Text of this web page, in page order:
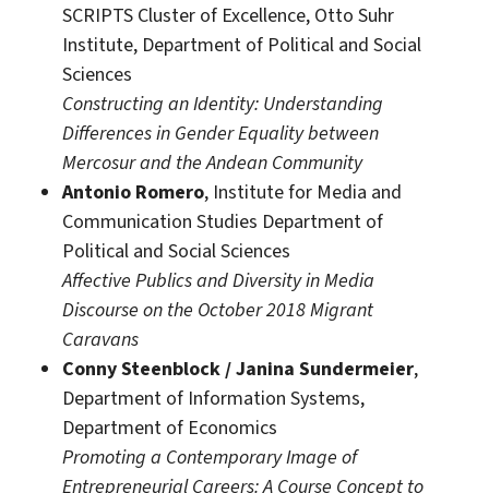
SCRIPTS Cluster of Excellence, Otto Suhr
Institute, Department of Political and Social
Sciences
Constructing an Identity: Understanding
Differences in Gender Equality between
Mercosur and the Andean Community
Antonio Romero, Institute for Media and
Communication Studies Department of
Political and Social Sciences
Affective Publics and Diversity in Media
Discourse on the October 2018 Migrant
Caravans
Conny Steenblock / Janina Sundermeier,
Department of Information Systems,
Department of Economics
Promoting a Contemporary Image of
Entrepreneurial Careers: A Course Concept to